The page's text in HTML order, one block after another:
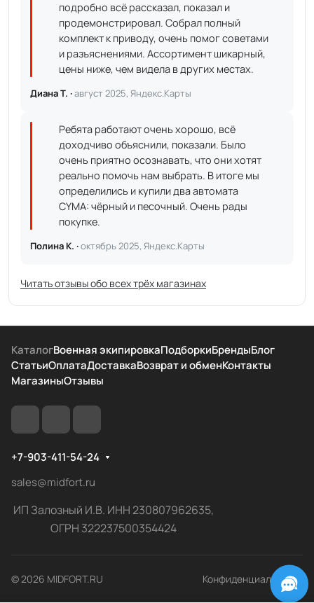
подробно всё рассказал, показал и
продемонстрировал. Собрал полный
комплект к приводу, очень помог советами
и разъяснениями. Ассортимент шикарный,
цены ниже, чем видела в других местах.
Диана Т. ·август 2025, Яндекс.Карты
Ребята работают очень хорошо, всё
доходчиво объяснили, показали. Было
очень приятно осознавать, что они хотят
реально помочь нам выбрать. В итоге мы
определились и купили два автомата
CYMA: чёрный и песочный. Очень рады
покупке.
Полина К. ·октябрь 2025, Яндекс.Карты
Читать отзывы обо всех трёх магазинах
КаталогВоенная экипировкаПодборкиБрендыБлог
СтатьиОплатаДоставкаВозврат и обменКонтакты
МагазиныОтзывы
+7-903-411-54-24
sales@midfort.ru
ИП Залозный И.В. ИНН 230807962635,
ОГРН 322237500354424
© 2026 MIDFORT.RU Конфиденциальность